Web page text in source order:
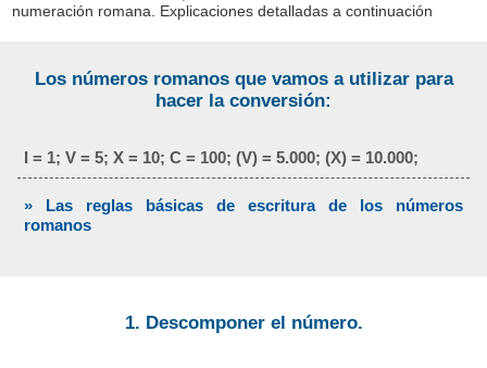
numeración romana. Explicaciones detalladas a continuación
Los números romanos que vamos a utilizar para
hacer la conversión:
I = 1; V = 5; X = 10; C = 100; (V) = 5.000; (X) = 10.000;
» Las reglas básicas de escritura de los números
romanos
1. Descomponer el número.